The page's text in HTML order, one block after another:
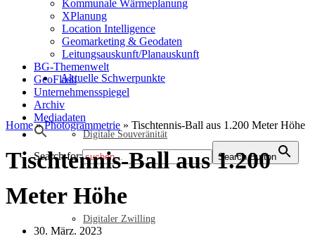
Aktuelle Schwerpunkte
Digitale Souveränität
Digitaler Zwilling
Kommunale Wärmeplanung
XPlanung
Location Intelligence
Geomarketing & Geodaten
Leitungsauskunft/Planauskunft
BG-Themenwelt
GeoFlash
Unternehmensspiegel
Archiv
Mediadaten
Search for: Search Button
Home»Photogrammetrie » Tischtennis-Ball aus 1.200 Meter Höhe
Tischtennis-Ball aus 1.200
Meter Höhe
30. März. 2023